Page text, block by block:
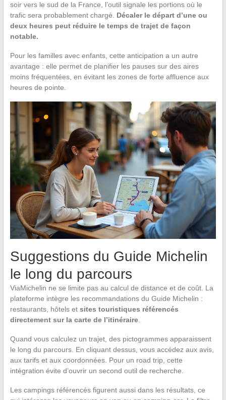
soir vers le sud de la France, l’outil signale les portions où le
trafic sera probablement chargé. Décaler le départ d’une ou
deux heures peut réduire le temps de trajet de façon
notable.
Pour les familles avec enfants, cette anticipation a un autre
avantage : elle permet de planifier les pauses sur des aires
moins fréquentées, en évitant les zones de forte affluence aux
heures de pointe.
Suggestions du Guide Michelin
le long du parcours
ViaMichelin ne se limite pas au calcul de distance et de coût. La
plateforme intègre les recommandations du Guide Michelin :
restaurants, hôtels et sites touristiques référencés
directement sur la carte de l’itinéraire.
Quand vous calculez un trajet, des pictogrammes apparaissent
le long du parcours. En cliquant dessus, vous accédez aux avis,
aux tarifs et aux coordonnées. Pour un road trip, cette
intégration évite d’ouvrir un second outil de recherche.
Les campings référencés figurent aussi dans les résultats, ce